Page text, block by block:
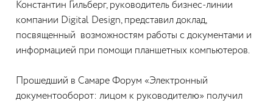
Константин Гильберг, руководитель бизнес-линии
компании Digital Design, представил доклад,
посвященный возможностям работы с документами и
информацией при помощи планшетных компьютеров.
Прошедший в Самаре Форум «Электронный
документооборот: лицом к руководителю» получил